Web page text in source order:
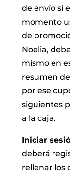
de envío si
momento
de
Noelia,
mismo en
resumen
por ese
siguientes
a la caja.
Iniciar
deberá
rellenar los